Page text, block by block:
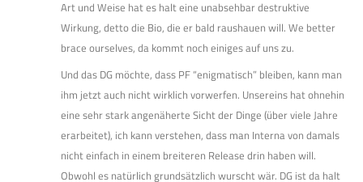
Art und Weise hat es halt eine unabsehbar destruktive
Wirkung, detto die Bio, die er bald raushauen will. We better
brace ourselves, da kommt noch einiges auf uns zu.
Und das DG möchte, dass PF “enigmatisch” bleiben, kann man
ihm jetzt auch nicht wirklich vorwerfen. Unsereins hat ohnehin
eine sehr stark angenäherte Sicht der Dinge (über viele Jahre
erarbeitet), ich kann verstehen, dass man Interna von damals
nicht einfach in einem breiteren Release drin haben will.
Obwohl es natürlich grundsätzlich wurscht wär. DG ist da halt